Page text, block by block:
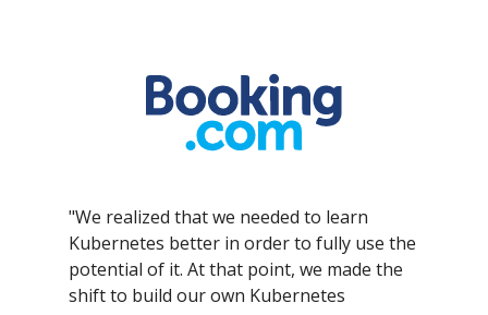
"We realized that we needed to learn
Kubernetes better in order to fully use the
potential of it. At that point, we made the
shift to build our own Kubernetes